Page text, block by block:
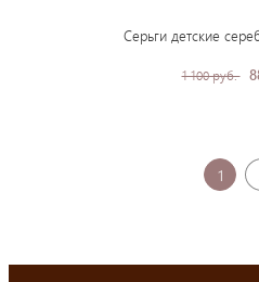
Серьги детские
1 100 руб.
1